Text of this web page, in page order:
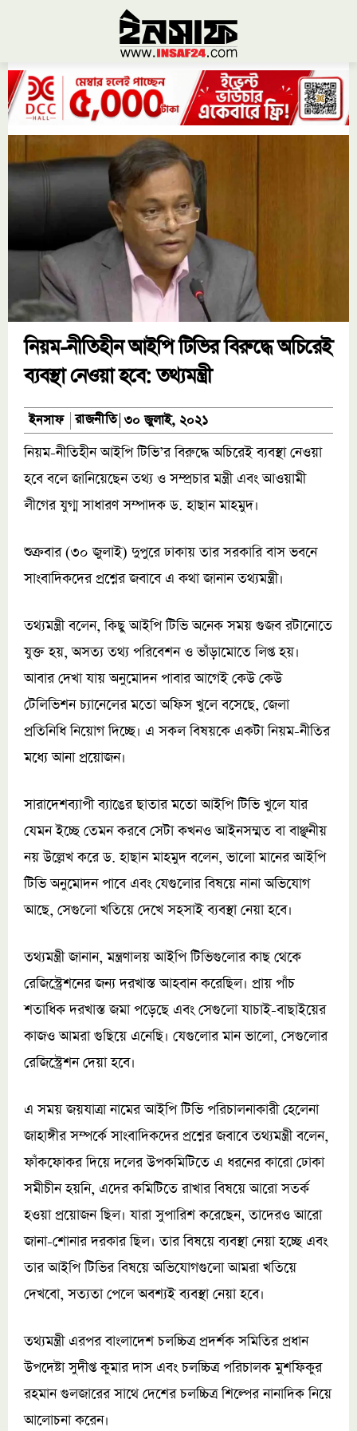
নিয়ম-নীতিহীন আইপি টিভির বিরুদ্ধে অচিরেই
ব্যবস্থা নেওয়া হবে: তথ্যমন্ত্রী
ইনসাফ রাজনীতি ৩০ জুলাই, ২০২১
নিয়ম-নীতিহীন আইপি টিভি’র বিরুদ্ধে অচিরেই ব্যবস্থা নেওয়া
হবে বলে জানিয়েছেন তথ্য ও সম্প্রচার মন্ত্রী এবং আওয়ামী
লীগের যুগ্ম সাধারণ সম্পাদক ড. হাছান মাহমুদ।
শুক্রবার (৩০ জুলাই) দুপুরে ঢাকায় তার সরকারি বাস ভবনে
সাংবাদিকদের প্রশ্নের জবাবে এ কথা জানান তথ্যমন্ত্রী।
তথ্যমন্ত্রী বলেন, কিছু আইপি টিভি অনেক সময় গুজব রটানোতে
যুক্ত হয়, অসত্য তথ্য পরিবেশন ও ভাঁড়ামোতে লিপ্ত হয়।
আবার দেখা যায় অনুমোদন পাবার আগেই কেউ কেউ
টেলিভিশন চ্যানেলের মতো অফিস খুলে বসেছে, জেলা
প্রতিনিধি নিয়োগ দিচ্ছে। এ সকল বিষয়কে একটা নিয়ম-নীতির
মধ্যে আনা প্রয়োজন।
সারাদেশব্যাপী ব্যাঙের ছাতার মতো আইপি টিভি খুলে যার
যেমন ইচ্ছে তেমন করবে সেটা কখনও আইনসম্মত বা বাঞ্ছনীয়
নয় উল্লেখ করে ড. হাছান মাহমুদ বলেন, ভালো মানের আইপি
টিভি অনুমোদন পাবে এবং যেগুলোর বিষয়ে নানা অভিযোগ
আছে, সেগুলো খতিয়ে দেখে সহসাই ব্যবস্থা নেয়া হবে।
তথ্যমন্ত্রী জানান, মন্ত্রণালয় আইপি টিভিগুলোর কাছ থেকে
রেজিস্ট্রেশনের জন্য দরখাস্ত আহবান করেছিল। প্রায় পাঁচ
শতাধিক দরখাস্ত জমা পড়েছে এবং সেগুলো যাচাই-বাছাইয়ের
কাজও আমরা গুছিয়ে এনেছি। যেগুলোর মান ভালো, সেগুলোর
রেজিস্ট্রেশন দেয়া হবে।
এ সময় জয়যাত্রা নামের আইপি টিভি পরিচালনাকারী হেলেনা
জাহাঙ্গীর সম্পর্কে সাংবাদিকদের প্রশ্নের জবাবে তথ্যমন্ত্রী বলেন,
ফাঁকফোকর দিয়ে দলের উপকমিটিতে এ ধরনের কারো ঢোকা
সমীচীন হয়নি, এদের কমিটিতে রাখার বিষয়ে আরো সতর্ক
হওয়া প্রয়োজন ছিল। যারা সুপারিশ করেছেন, তাদেরও আরো
জানা-শোনার দরকার ছিল। তার বিষয়ে ব্যবস্থা নেয়া হচ্ছে এবং
তার আইপি টিভির বিষয়ে অভিযোগগুলো আমরা খতিয়ে
দেখবো, সত্যতা পেলে অবশ্যই ব্যবস্থা নেয়া হবে।
তথ্যমন্ত্রী এরপর বাংলাদেশ চলচ্চিত্র প্রদর্শক সমিতির প্রধান
উপদেষ্টা সুদীপ্ত কুমার দাস এবং চলচ্চিত্র পরিচালক মুশফিকুর
রহমান গুলজারের সাথে দেশের চলচ্চিত্র শিল্পের নানাদিক নিয়ে
আলোচনা করেন।